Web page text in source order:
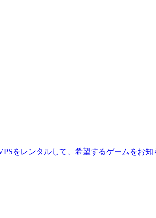
をレンタルして、希望するゲームをお知